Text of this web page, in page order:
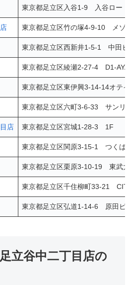
東京都足立区入谷1-9 入谷ロー
東京都足立区竹の塚4-9-10 メ
東京都足立区西新井1-5-1 中田
東京都足立区綾瀬2-27-4 D1-
東京都足立区東伊興3-14-14オテ
東京都足立区六町3-6-33 サン
店 東京都足立区宮城1-28-3 1F
東京都足立区関原3-15-1 つく
東京都足立区栗原3-10-19 東武
東京都足立区千住柳町33-21
東京都足立区弘道1-14-6 原田
立谷中二丁目店の